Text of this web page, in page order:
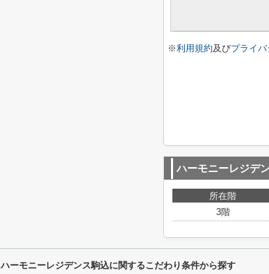
※利用規約及びプライバ
ハーモニーレジデ
所在階
3階
ハーモニーレジデンス駒込に関するこだわり条件から探す